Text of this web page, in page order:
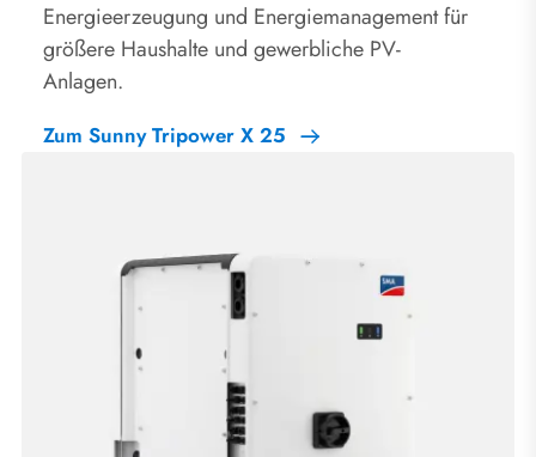
Energieerzeugung und Energiemanagement für
größere Haushalte und gewerbliche PV-
Anlagen.
Zum Sunny Tripower X 25